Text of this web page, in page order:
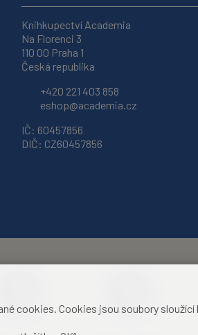
Knihkupectví Academia
Na Florenci 3
110 00 Praha 1
Česká republika
+420 221 403 858
eshop@academia.cz
IČ: 60457856
DIČ: CZ60457856
cookies. Cookies jsou soubory